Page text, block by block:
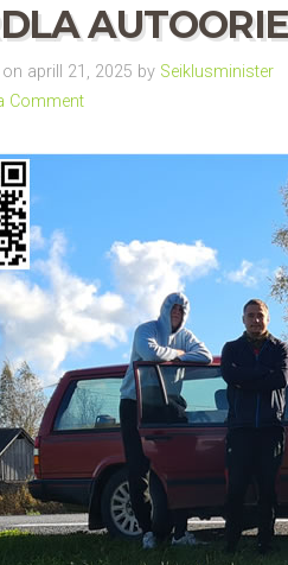
aprill 21, 2025 by Seiklusminister
Comment